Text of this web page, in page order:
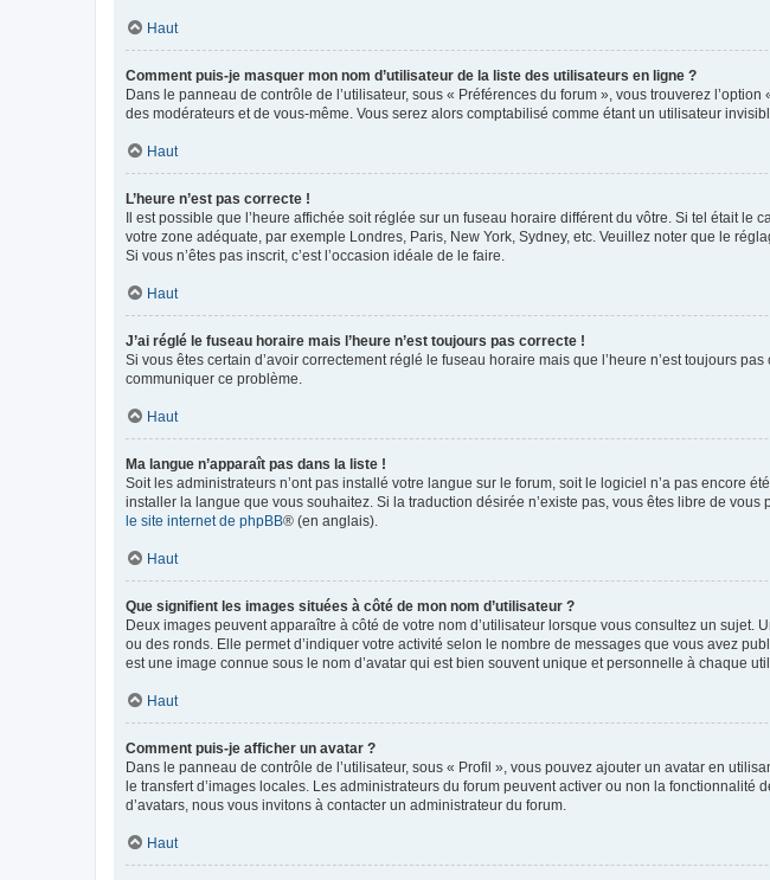
Haut
Comment puis-je masquer mon nom d’utilisateur de la liste des utilisateurs en ligne ?
Dans le panneau de contrôle de l’utilisateur, sous « Préférences du forum », vous trouverez
des modérateurs et de vous-même. Vous serez alors comptabilisé comme étant un utilisateur
Haut
L’heure n’est pas correcte !
Il est possible que l’heure affichée soit réglée sur un fuseau horaire différent du vôtre. Si tel était
votre zone adéquate, par exemple Londres, Paris, New York, Sydney, etc. Veuillez noter que le
Si vous n’êtes pas inscrit, c’est l’occasion idéale de le faire.
Haut
J’ai réglé le fuseau horaire mais l’heure n’est toujours pas correcte !
Si vous êtes certain d’avoir correctement réglé le fuseau horaire mais que l’heure n’est toujours
communiquer ce problème.
Haut
Ma langue n’apparaît pas dans la liste !
Soit les administrateurs n’ont pas installé votre langue sur le forum, soit le logiciel n’a pas encore
installer la langue que vous souhaitez. Si la traduction désirée n’existe pas, vous êtes libre de
le site internet de phpBB® (en anglais).
Haut
Que signifient les images situées à côté de mon nom d’utilisateur ?
Deux images peuvent apparaître à côté de votre nom d’utilisateur lorsque vous consultez un
ou des ronds. Elle permet d’indiquer votre activité selon le nombre de messages que vous avez
est une image connue sous le nom d’avatar qui est bien souvent unique et personnelle à chaque
Haut
Comment puis-je afficher un avatar ?
Dans le panneau de contrôle de l’utilisateur, sous « Profil », vous pouvez ajouter un avatar en
le transfert d’images locales. Les administrateurs du forum peuvent activer ou non la
d’avatars, nous vous invitons à contacter un administrateur du forum.
Haut